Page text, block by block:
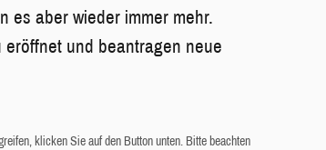
es aber wieder immer mehr.
und beantragen neue
klicken Sie auf den Button unten. Bitte beachten